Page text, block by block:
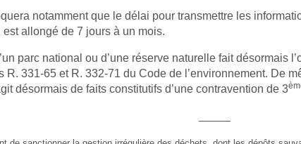
notamment que le délai pour transmettre les
allongé de 7 jours à un mois.
parc national ou d’une réserve naturelle fait désormais
R. 331-65 et R. 332-71 du Code de l’environnement. De
désormais de faits constitutifs d’une contravention de 3